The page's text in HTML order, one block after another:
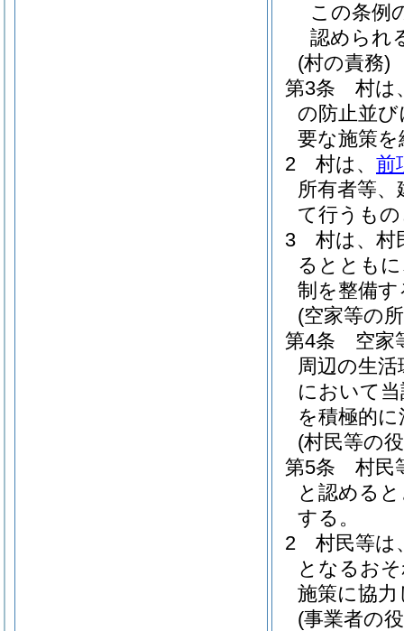
この条例
認められ
(村の責務)
第3条
村は
の防止並
要な施策
2
村は、 前
所有者等
て行うも
3
村は、村
るととも
制を整備
(空家等の
第4条
空家
周辺の生
において
を積極的
(村民等の
第5条
村民
と認める
する。
2
村民等は
となるお
施策に協
(事業者の